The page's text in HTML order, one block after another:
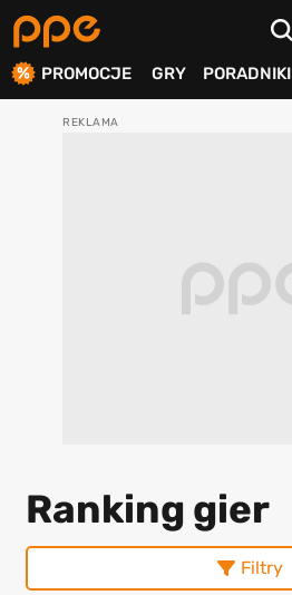
PROMOCJE GRY PORADNIKI
Ranking gier
Filtry